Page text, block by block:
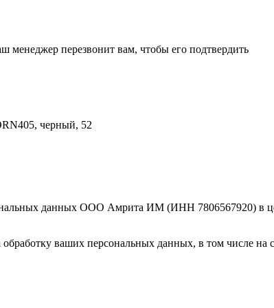
менеджер перезвонит вам, чтобы его подтвердить
черный, 52
данных ООО Амрита ИМ (ИНН 7806567920) в
обработку ваших персональных данных, в том числе